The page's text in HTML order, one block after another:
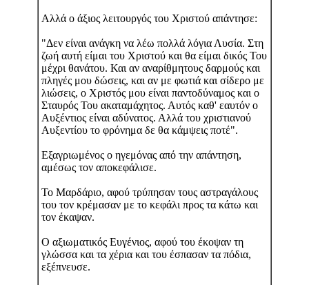
Αλλά ο άξιος λειτουργός του Χριστού απάντησε:
"Δεν είναι ανάγκη να λέω πολλά λόγια Λυσία. Στη
ζωή αυτή είμαι του Χριστού και θα είμαι δικός Του
μέχρι θανάτου. Και αν αναρίθμητους δαρμούς και
πληγές μου δώσεις, και αν με φωτιά και σίδερο με
λιώσεις, ο Χριστός μου είναι παντοδύναμος και ο
Σταυρός Του ακαταμάχητος. Αυτός καθ' εαυτόν ο
Αυξέντιος είναι αδύνατος. Αλλά του χριστιανού
Αυξεντίου το φρόνημα δε θα κάμψεις ποτέ".
Εξαγριωμένος ο ηγεμόνας από την απάντηση,
αμέσως τον αποκεφάλισε.
Το Μαρδάριο, αφού τρύπησαν τους αστραγάλους
του τον κρέμασαν με το κεφάλι προς τα κάτω και
τον έκαψαν.
Ο αξιωματικός Ευγένιος, αφού του έκοψαν τη
γλώσσα και τα χέρια και του έσπασαν τα πόδια,
εξέπνευσε.